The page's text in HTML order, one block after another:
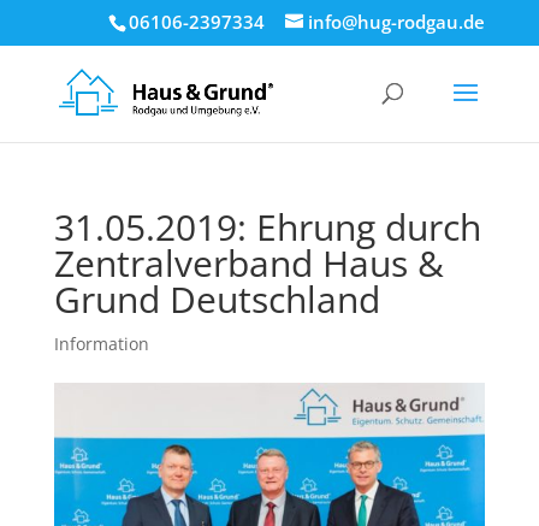
06106-2397334 info@hug-rodgau.de
31.05.2019: Ehrung durch
Zentralverband Haus &
Grund Deutschland
Information